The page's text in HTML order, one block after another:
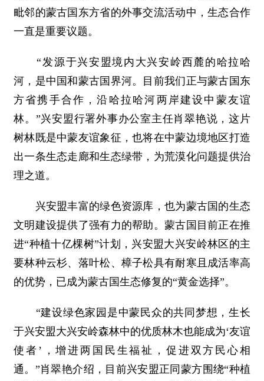
毗邻的蒙古国东方省的外事交流活动中，生态合作
一直是重要议题。
“发源于兴安盟境内大兴安岭西麓的哈拉哈
河，是中国和蒙古国界河。目前我们正与蒙古国东
方省携手合作，沿哈拉哈河两岸建设中蒙友谊
林。”兴安盟行署外事办公室主任肖翠艳说，这片
树林既是中蒙友谊象征，也将在中蒙边境地区打造
出一条生态走廊和生态绿带，为荒漠化问题提供治
理之道。
兴安盟丰富的绿色资源库，也为蒙古国的生态
文明建设提供了强有力的帮助。蒙古国目前正在推
进“种植十亿棵树”计划，兴安盟大兴安岭林区的主
要林种云杉、落叶松、樟子松具有耐寒且成活率高
的优势，已成为蒙古国生态修复的“黄金选择”。
“建设绿色家园是中蒙民众的共同梦想，生长
于兴安盟大兴安岭森林中的优质林木也能成为‘友谊
使者’，增进两国民生福祉，促进双方民心相
通。”肖翠艳介绍，目前兴安盟正同蒙方围绕“种植